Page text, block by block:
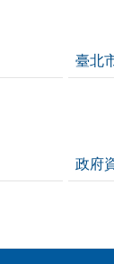
臺北
政府